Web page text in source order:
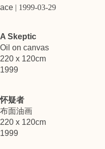
ace | 1999-03-29
A Skeptic
Oil on canvas
220 x 120cm
1999
怀疑者
布面油画
220 x 120cm
1999